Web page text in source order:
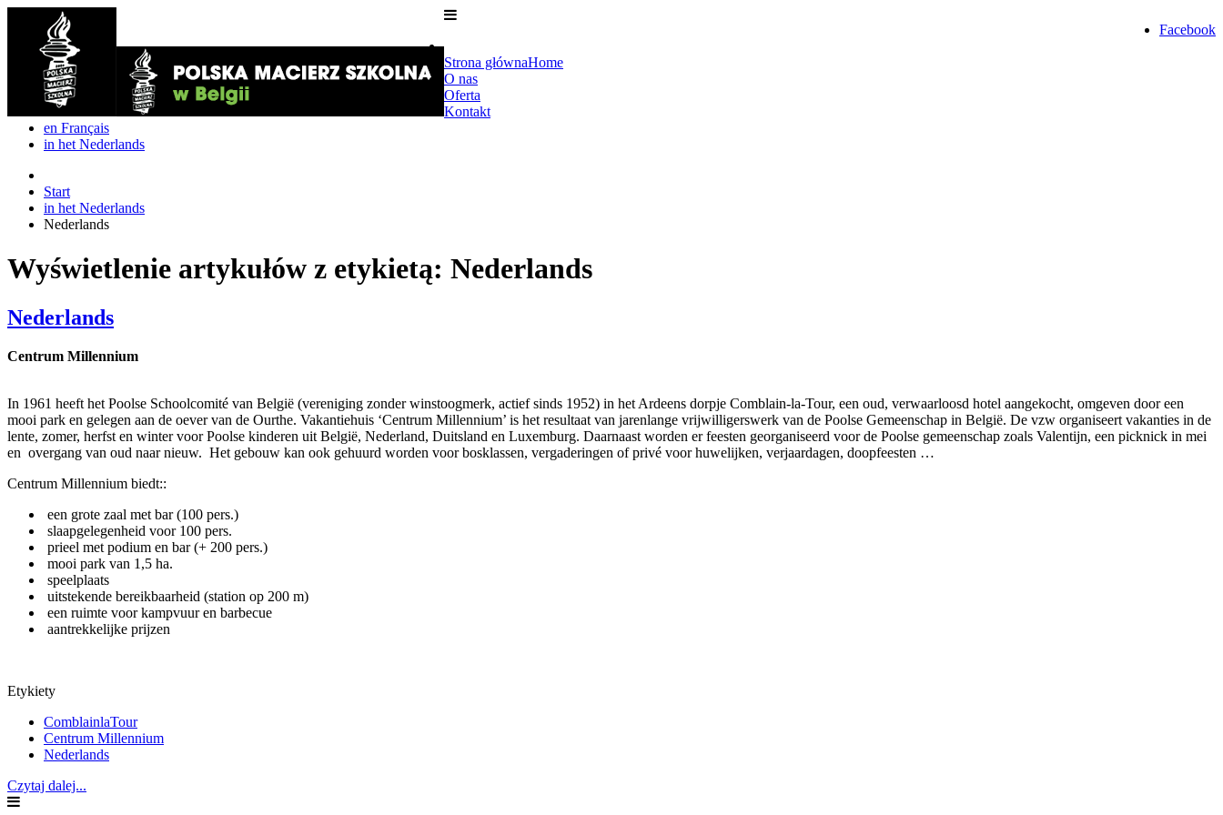
Facebook
Strona głównaHome
O nas
Oferta
Kontakt
en Français
in het Nederlands
Start
in het Nederlands
Nederlands
Wyświetlenie artykułów z etykietą: Nederlands
Nederlands
Centrum Millennium
In 1961 heeft het Poolse Schoolcomité van België (vereniging zonder winstoogmerk, actief sinds 1952) in het Ardeens dorpje Comblain-la-Tour, een oud, verwaarloosd hotel aangekocht, omgeven door een
mooi park en gelegen aan de oever van de Ourthe. Vakantiehuis ‘Centrum Millennium’ is het resultaat van jarenlange vrijwilligerswerk van de Poolse Gemeenschap in België. De vzw organiseert vakanties in de
lente, zomer, herfst en winter voor Poolse kinderen uit België, Nederland, Duitsland en Luxemburg. Daarnaast worden er feesten georganiseerd voor de Poolse gemeenschap zoals Valentijn, een picknick in mei
en overgang van oud naar nieuw. Het gebouw kan ook gehuurd worden voor bosklassen, vergaderingen of privé voor huwelijken, verjaardagen, doopfeesten …
Centrum Millennium biedt::
een grote zaal met bar (100 pers.)
slaapgelegenheid voor 100 pers.
prieel met podium en bar (+ 200 pers.)
mooi park van 1,5 ha.
speelplaats
uitstekende bereikbaarheid (station op 200 m)
een ruimte voor kampvuur en barbecue
aantrekkelijke prijzen
Etykiety
ComblainlaTour
Centrum Millennium
Nederlands
Czytaj dalej...